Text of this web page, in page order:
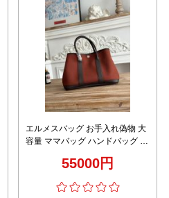
エルメスバッグ お手入れ偽物 大
容量 ママバッグ ハンドバッグ 本
55000円